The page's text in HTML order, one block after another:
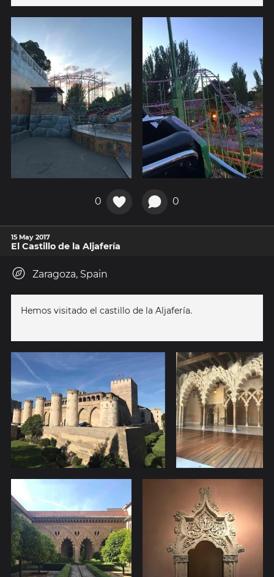
0 0
15 May 2017
El Castillo de la Aljafería
Zaragoza, Spain
Hemos visitado el castillo de la Aljafería.